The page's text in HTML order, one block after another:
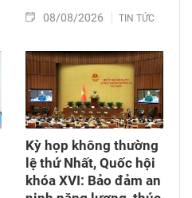
08/08/2026 TIN TỨC
Kỳ họp không thường
lệ thứ Nhất, Quốc hội
khóa XVI: Bảo đảm an